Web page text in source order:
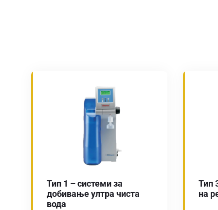
Тип 1 – системи за
добивање ултра чиста
вода
Тип
на